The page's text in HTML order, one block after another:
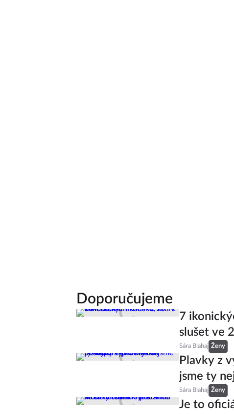
Doporučujeme
7
slušet ve
Sára Blahaj Ženy
Plavky z
jsme ty
Sára Blahaj Ženy
Je to